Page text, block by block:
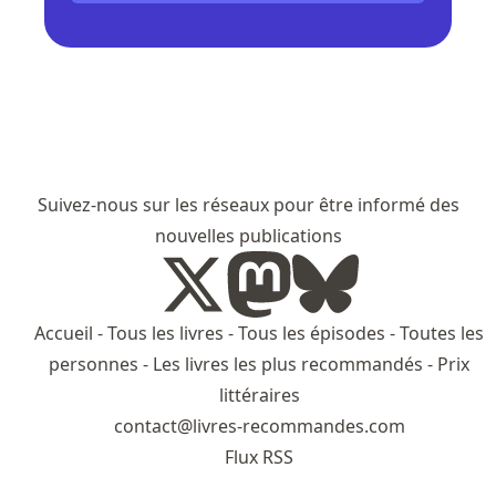
Suivez-nous sur les réseaux pour être informé des
nouvelles publications
Accueil -Tous les livres -Tous les épisodes -Toutes les
personnes - Les livres les plus recommandés - Prix
littéraires
contact@livres-recommandes.com
Flux RSS